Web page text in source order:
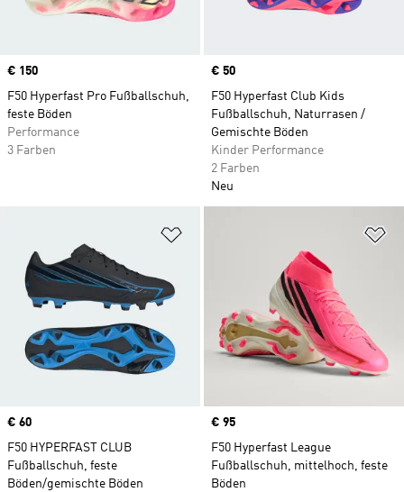
Price
€ 150
F50 Hyperfast Pro Fußballschuh,
feste Böden
Performance
3 Farben
Price
€ 50
F50 Hyperfast Club Kids
Fußballschuh, Naturrasen /
Gemischte Böden
Kinder Performance
2 Farben
Neu
Zur Wunschliste hinzufügen
Price
€ 60
F50 HYPERFAST CLUB
Fußballschuh, feste
Böden/gemischte Böden
Price
€ 95
F50 Hyperfast League
Fußballschuh, mittelhoch, feste
Böden